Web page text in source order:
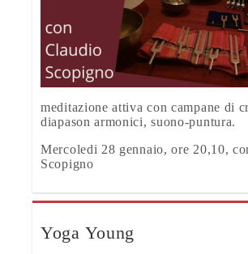
meditazione attiva con campane di
diapason armonici, suono-puntura.
Mercoledi 28 gennaio, ore 20,10,
Scopigno
Yoga Young